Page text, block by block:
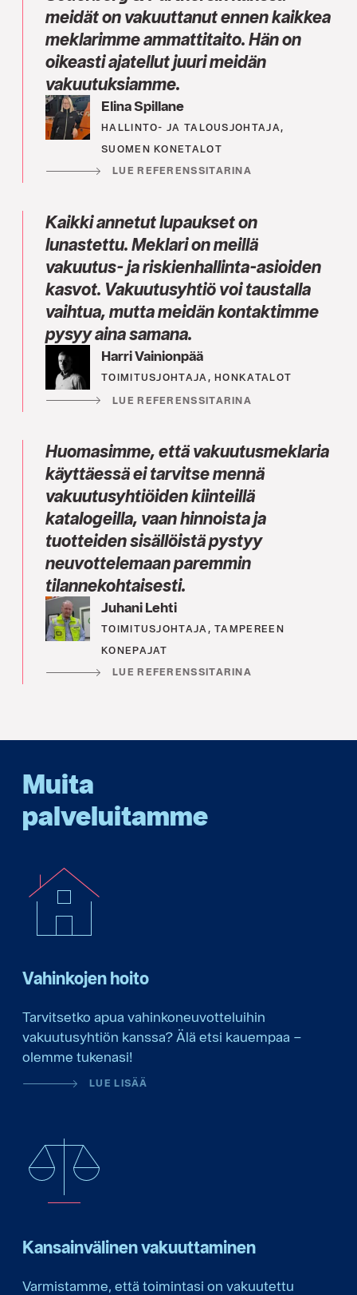
meidät on vakuuttanut ennen kaikkea
meklarimme ammattitaito. Hän on
oikeasti ajatellut juuri meidän
vakuutuksiamme.
Elina Spillane
HALLINTO- JA TALOUSJOHTAJA,
SUOMEN KONETALOT
LUE REFERENSSITARINA
Kaikki annetut lupaukset on
lunastettu. Meklari on meillä
vakuutus- ja riskienhallinta-asioiden
kasvot. Vakuutusyhtiö voi taustalla
vaihtua, mutta meidän kontaktimme
pysyy aina samana.
Harri Vainionpää
TOIMITUSJOHTAJA, HONKATALOT
LUE REFERENSSITARINA
Huomasimme, että vakuutusmeklaria
käyttäessä ei tarvitse mennä
vakuutusyhtiöiden kiinteillä
katalogeilla, vaan hinnoista ja
tuotteiden sisällöistä pystyy
neuvottelemaan paremmin
tilannekohtaisesti.
Juhani Lehti
TOIMITUSJOHTAJA, TAMPEREEN
KONEPAJAT
LUE REFERENSSITARINA
Muita
palveluitamme
Vahinkojen hoito
Tarvitsetko apua vahinkoneuvotteluihin
vakuutusyhtiön kanssa? Älä etsi kauempaa –
olemme tukenasi!
LUE LISÄÄ
Kansainvälinen vakuuttaminen
Varmistamme, että toimintasi on vakuutettu